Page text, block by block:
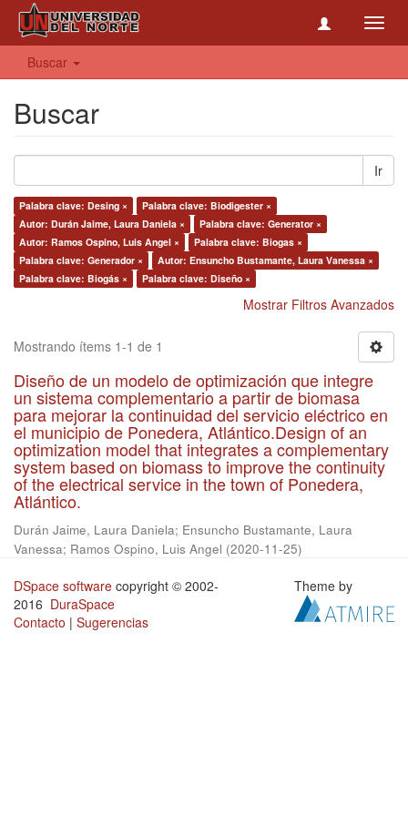
Buscar
Buscar
Ir
Palabra clave: Desing ×
Palabra clave: Biodigester ×
Autor: Durán Jaime, Laura Daniela ×
Palabra clave: Generator ×
Autor: Ramos Ospino, Luis Angel ×
Palabra clave: Biogas ×
Palabra clave: Generador ×
Autor: Ensuncho Bustamante, Laura Vanessa ×
Palabra clave: Biogás ×
Palabra clave: Diseño ×
Mostrar Filtros Avanzados
Mostrando ítems 1-1 de 1
Diseño de un modelo de optimización que integre
un sistema complementario a partir de biomasa
para mejorar la continuidad del servicio eléctrico en
el municipio de Ponedera, Atlántico.Design of an
optimization model that integrates a complementary
system based on biomass to improve the continuity
of the electrical service in the town of Ponedera,
Atlántico.
Durán Jaime, Laura Daniela; Ensuncho Bustamante, Laura
Vanessa; Ramos Ospino, Luis Angel (2020-11-25)
DSpace software copyright © 2002-
2016 DuraSpace
Contacto | Sugerencias
Theme by